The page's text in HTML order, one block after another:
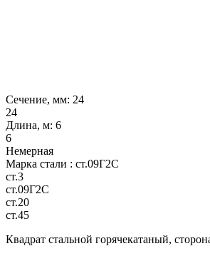
Сечение, мм: 24
24
Длина, м: 6
6
Немерная
Марка стали : ст.09Г2С
ст.3
ст.09Г2С
ст.20
ст.45
Квадрат стальной горячекатаный,